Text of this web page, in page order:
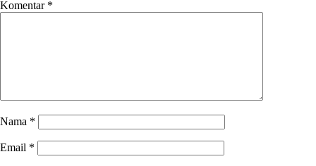
Komentar *
Nama *
Email *